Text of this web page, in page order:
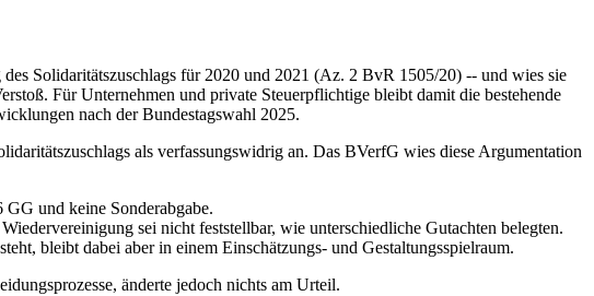
Solidaritätszuschlags für 2020 und 2021 (Az. 2 BvR 1505/20) -- und wies sie
Für Unternehmen und private Steuerpflichtige bleibt damit die bestehende
nach der Bundestagswahl 2025.
als verfassungswidrig an. Das BVerfG wies diese Argumentation
und keine Sonderabgabe.
sei nicht feststellbar, wie unterschiedliche Gutachten belegten.
bleibt dabei aber in einem Einschätzungs- und Gestaltungsspielraum.
änderte jedoch nichts am Urteil.